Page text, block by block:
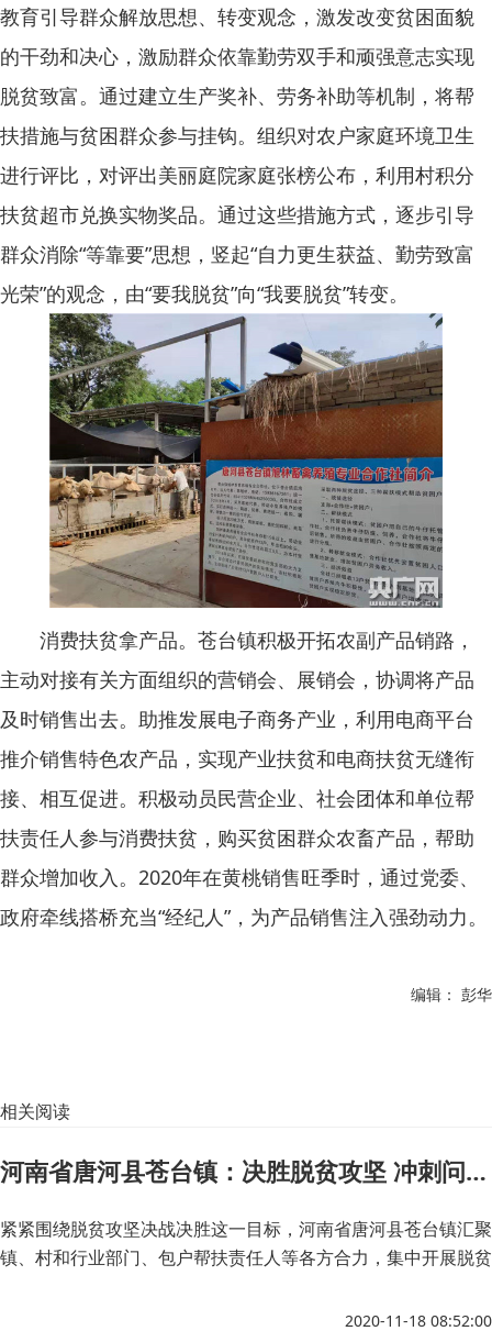
教育引导群众解放思想、转变观念，激发改变贫困面貌
的干劲和决心，激励群众依靠勤劳双手和顽强意志实现
脱贫致富。通过建立生产奖补、劳务补助等机制，将帮
扶措施与贫困群众参与挂钩。组织对农户家庭环境卫生
进行评比，对评出美丽庭院家庭张榜公布，利用村积分
扶贫超市兑换实物奖品。通过这些措施方式，逐步引导
群众消除“等靠要”思想，竖起“自力更生获益、勤劳致富
光荣”的观念，由“要我脱贫”向“我要脱贫”转变。
消费扶贫拿产品。苍台镇积极开拓农副产品销路，
主动对接有关方面组织的营销会、展销会，协调将产品
及时销售出去。助推发展电子商务产业，利用电商平台
推介销售特色农产品，实现产业扶贫和电商扶贫无缝衔
接、相互促进。积极动员民营企业、社会团体和单位帮
扶责任人参与消费扶贫，购买贫困群众农畜产品，帮助
群众增加收入。2020年在黄桃销售旺季时，通过党委、
政府牵线搭桥充当“经纪人”，为产品销售注入强劲动力。
编辑： 彭华
相关阅读
河南省唐河县苍台镇：决胜脱贫攻坚 冲刺问题清零
紧紧围绕脱贫攻坚决战决胜这一目标，河南省唐河县苍台镇汇聚
镇、村和行业部门、包户帮扶责任人等各方合力，集中开展脱贫
2020-11-18 08:52:00